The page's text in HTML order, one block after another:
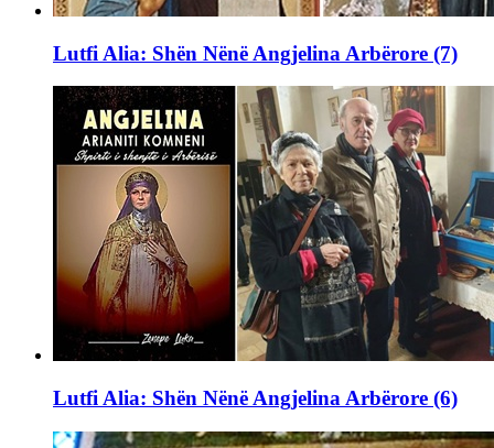
Lutfi Alia: Shën Nënë Angjelina Arbërore (7)
Lutfi Alia: Shën Nënë Angjelina Arbërore (6)